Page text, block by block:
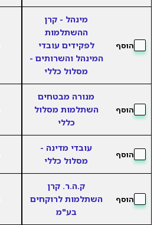
הוסף
מינהל - קרן
ההשתלמות
לפקידים עובדי
המינהל והשרותים -
מסלול כללי
הוסף
מנורה מבטחים
השתלמות מסלול
כללי
הוסף
עובדי מדינה -
מסלול כללי
הוסף
ק.ה.ר. קרן
השתלמות לרוקחים
בע"מ